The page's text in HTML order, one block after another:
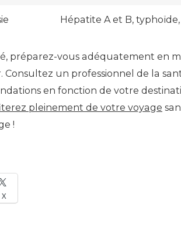
Hépatite A et B,
préparez-vous adéquatement en
Consultez un professionnel de la
en fonction de votre
pleinement de votre voyage
!
X